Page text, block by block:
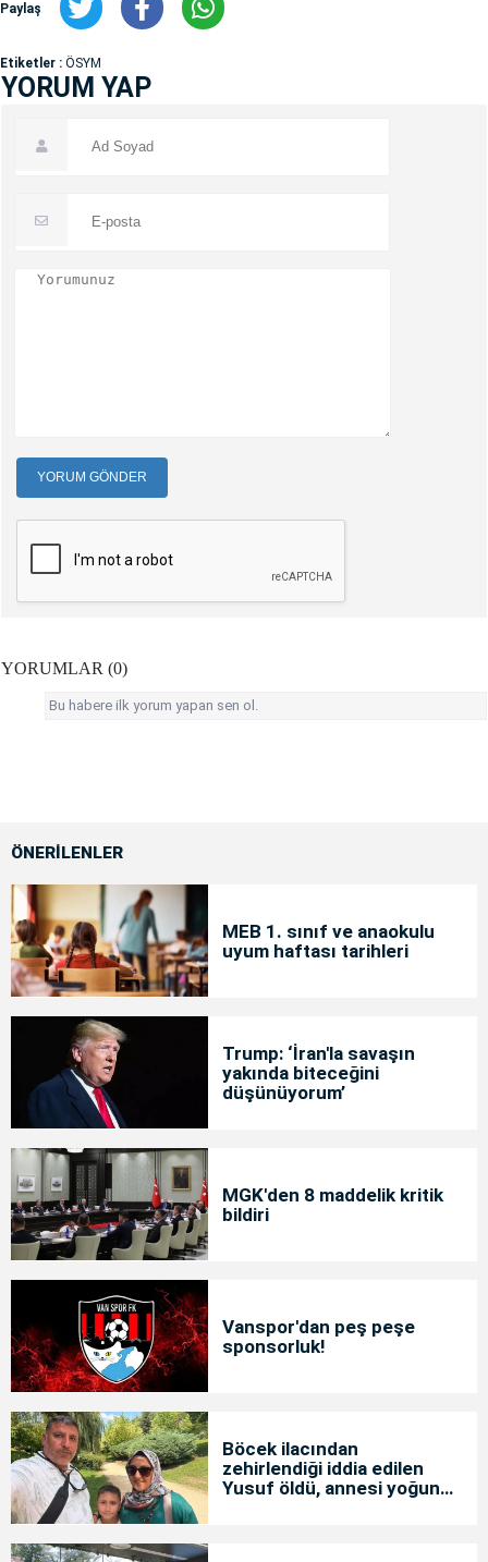
Paylaş
Etiketler : ÖSYM
YORUM YAP
YORUM GÖNDER
YORUMLAR (0)
Bu habere ilk yorum yapan sen ol.
ÖNERİLENLER
MEB 1. sınıf ve anaokulu
uyum haftası tarihleri
Trump: ‘İran'la savaşın
yakında biteceğini
düşünüyorum’
MGK'den 8 maddelik kritik
bildiri
Vanspor'dan peş peşe
sponsorluk!
Böcek ilacından
zehirlendiği iddia edilen
Yusuf öldü, annesi yoğun